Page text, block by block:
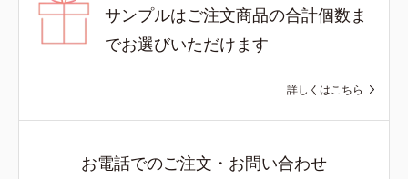
サンプルはご注文商品の合計個数ま
でお選びいただけます
詳しくはこちら
お電話でのご注文・お問い合わせ